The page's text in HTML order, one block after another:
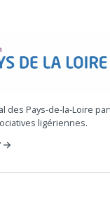
des Pays-de-la-Loire
ligériennes.